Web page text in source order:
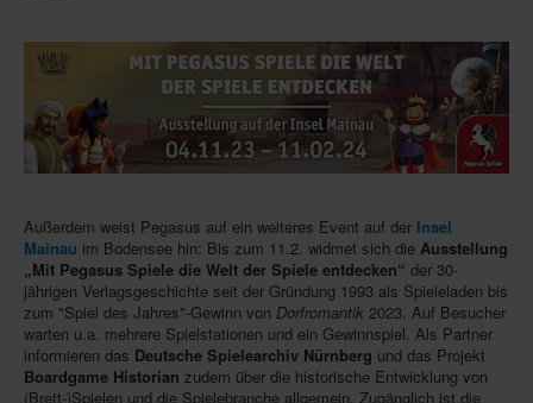
Außerdem weist Pegasus auf ein weiteres Event auf der Insel
Mainau im Bodensee hin: Bis zum 11.2. widmet sich die Ausstellung
„Mit Pegasus Spiele die Welt der Spiele entdecken“ der 30-
jährigen Verlagsgeschichte seit der Gründung 1993 als Spieleladen bis
zum "Spiel des Jahres"-Gewinn von Dorfromantik 2023. Auf Besucher
warten u.a. mehrere Spielstationen und ein Gewinnspiel. Als Partner
informieren das Deutsche Spielearchiv Nürnberg und das Projekt
Boardgame Historian zudem über die historische Entwicklung von
(Brett-)Spielen und die Spielebranche allgemein. Zugänglich ist die